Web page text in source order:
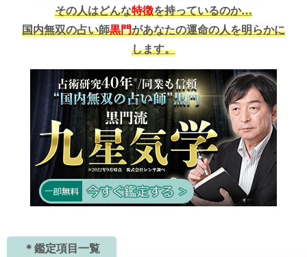
その人はどんな特徴を持っているのか…
国内無双の占い師黒門があなたの運命の人を明らかに
します。
＊鑑定項目一覧